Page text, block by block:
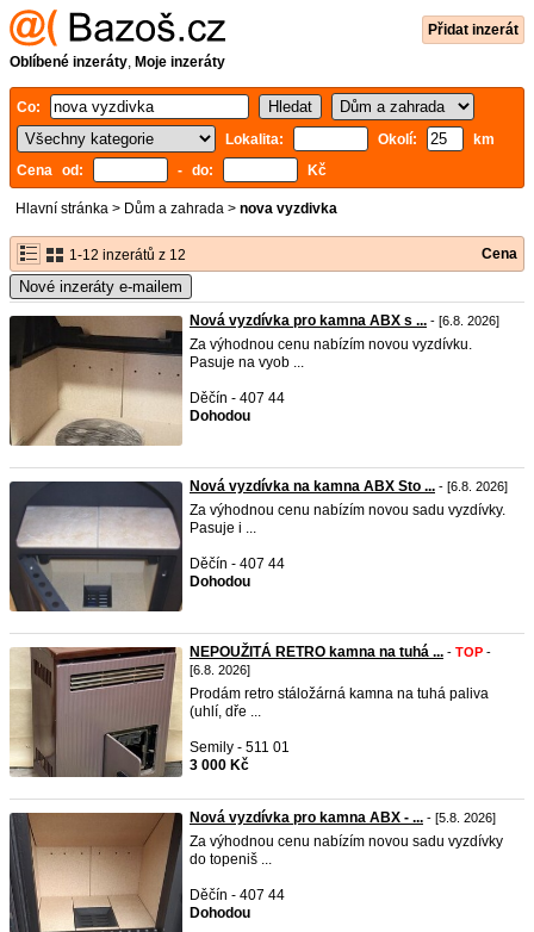
Přidat inzerát
Oblíbené inzeráty, Moje inzeráty
Co:
Lokalita:
Okolí:
km
Cena od:
- do: Kč
Hlavní stránka > Dům a zahrada > nova vyzdivka
1-12 inzerátů z 12 Cena
Nové inzeráty e-mailem
Nová vyzdívka pro kamna ABX s ... - [6.8. 2026]
Za výhodnou cenu nabízím novou vyzdívku.
Pasuje na vyob ...
Děčín - 407 44
Dohodou
Nová vyzdívka na kamna ABX Sto ... - [6.8. 2026]
Za výhodnou cenu nabízím novou sadu vyzdívky.
Pasuje i ...
Děčín - 407 44
Dohodou
NEPOUŽITÁ RETRO kamna na tuhá ... - TOP -
[6.8. 2026]
Prodám retro stáložárná kamna na tuhá paliva
(uhlí, dře ...
Semily - 511 01
3 000 Kč
Nová vyzdívka pro kamna ABX - ... - [5.8. 2026]
Za výhodnou cenu nabízím novou sadu vyzdívky
do topeniš ...
Děčín - 407 44
Dohodou